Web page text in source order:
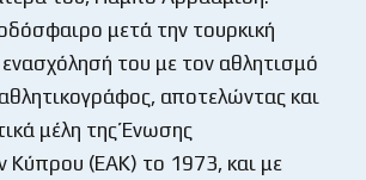
μετά την τουρκική
του με τον αθλητισμό
αποτελώντας και
μέλη της Ένωσης
Κύπρου (ΕΑΚ) το 1973, και με